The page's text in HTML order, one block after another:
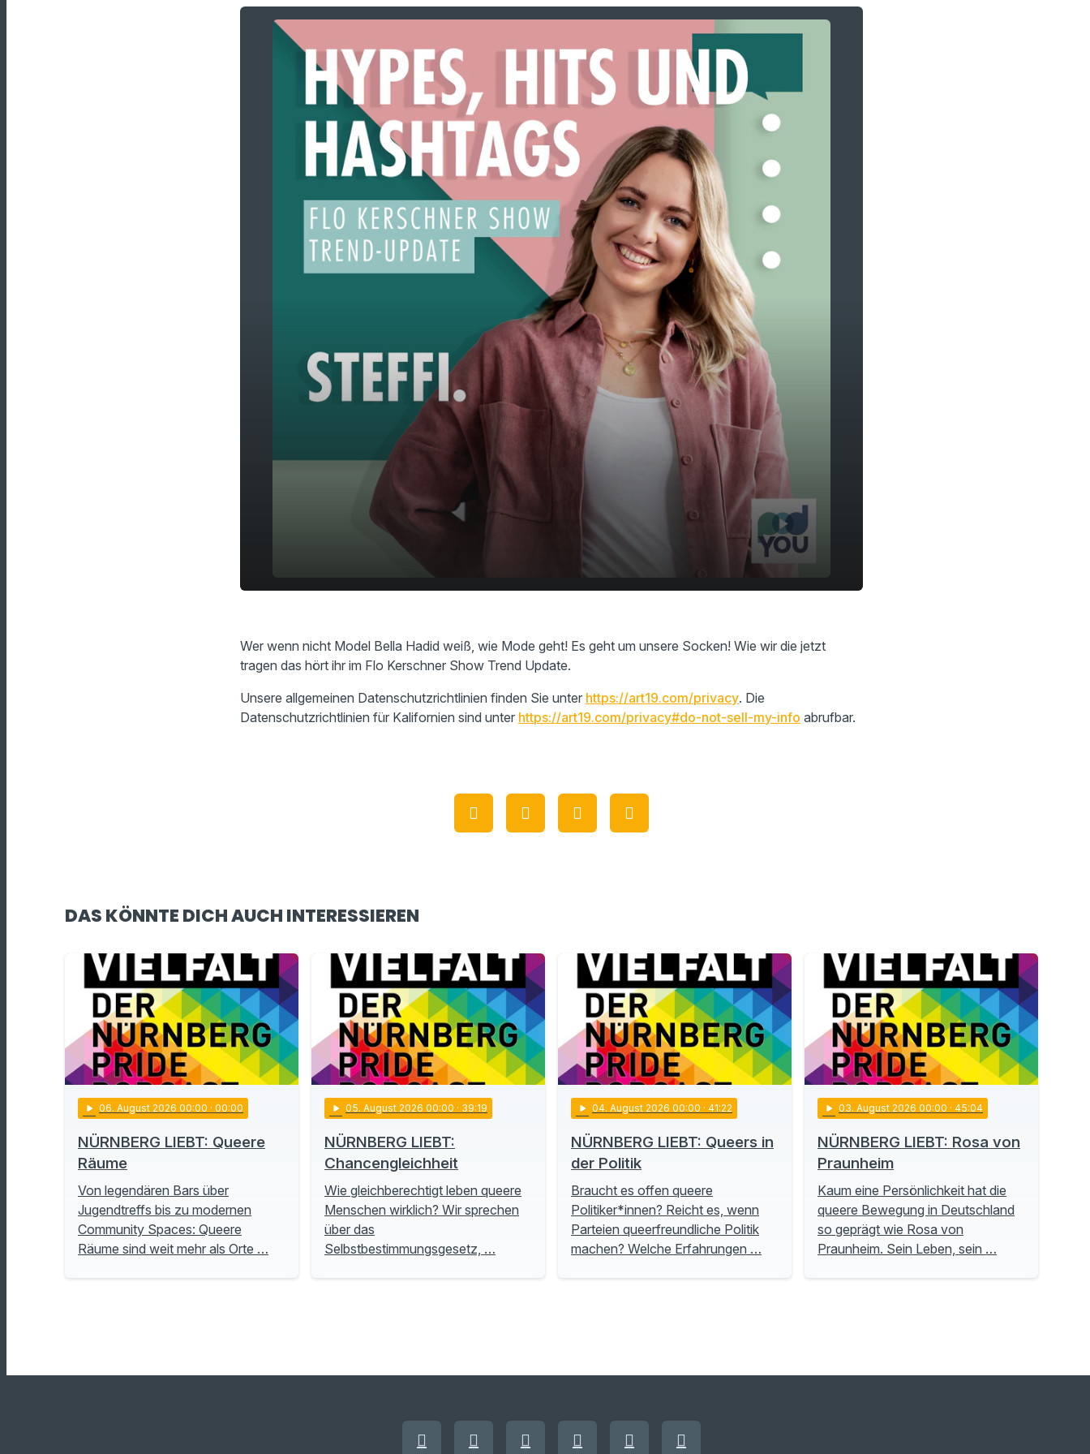
Wer wenn nicht Model Bella Hadid weiß, wie Mode geht! Es geht um unsere Socken! Wie wir die jetzt
tragen das hört ihr im Flo Kerschner Show Trend Update.
Unsere allgemeinen Datenschutzrichtlinien finden Sie unter https://art19.com/privacy. Die
Datenschutzrichtlinien für Kalifornien sind unter https://art19.com/privacy#do-not-sell-my-info abrufbar.
DAS KÖNNTE DICH AUCH INTERESSIEREN
play_arrow 06. August 2026 00:00 · 00:00
NÜRNBERG LIEBT: Queere
Räume
Von legendären Bars über
Jugendtreffs bis zu modernen
Community Spaces: Queere
Räume sind weit mehr als Orte …
play_arrow 05. August 2026 00:00 · 39:19
NÜRNBERG LIEBT:
Chancengleichheit
Wie gleichberechtigt leben queere
Menschen wirklich? Wir sprechen
über das
Selbstbestimmungsgesetz, …
play_arrow 04. August 2026 00:00 · 41:22
NÜRNBERG LIEBT: Queers in
der Politik
Braucht es offen queere
Politiker*innen? Reicht es, wenn
Parteien queerfreundliche Politik
machen? Welche Erfahrungen …
play_arrow 03. August 2026 00:00 · 45:04
NÜRNBERG LIEBT: Rosa von
Praunheim
Kaum eine Persönlichkeit hat die
queere Bewegung in Deutschland
so geprägt wie Rosa von
Praunheim. Sein Leben, sein …